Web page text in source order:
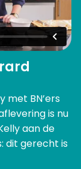
met BN’ers
is nu
aan de
dit gerecht is